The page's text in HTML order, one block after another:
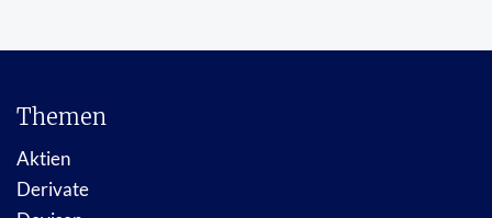
Themen
Aktien
Derivate